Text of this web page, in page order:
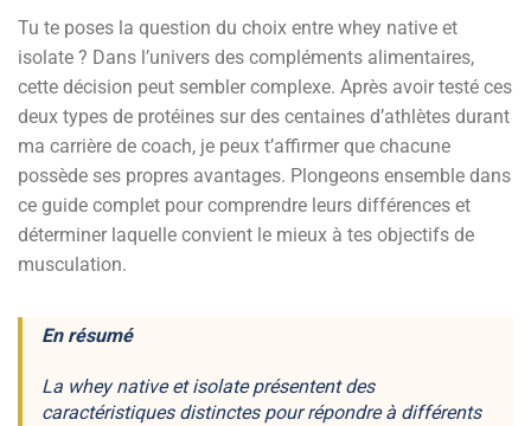
Tu te poses la question du choix entre whey native et
isolate ? Dans l’univers des compléments alimentaires,
cette décision peut sembler complexe. Après avoir testé ces
deux types de protéines sur des centaines d’athlètes durant
ma carrière de coach, je peux t’affirmer que chacune
possède ses propres avantages. Plongeons ensemble dans
ce guide complet pour comprendre leurs différences et
déterminer laquelle convient le mieux à tes objectifs de
musculation.
En résumé
La whey native et isolate présentent des
caractéristiques distinctes pour répondre à différents